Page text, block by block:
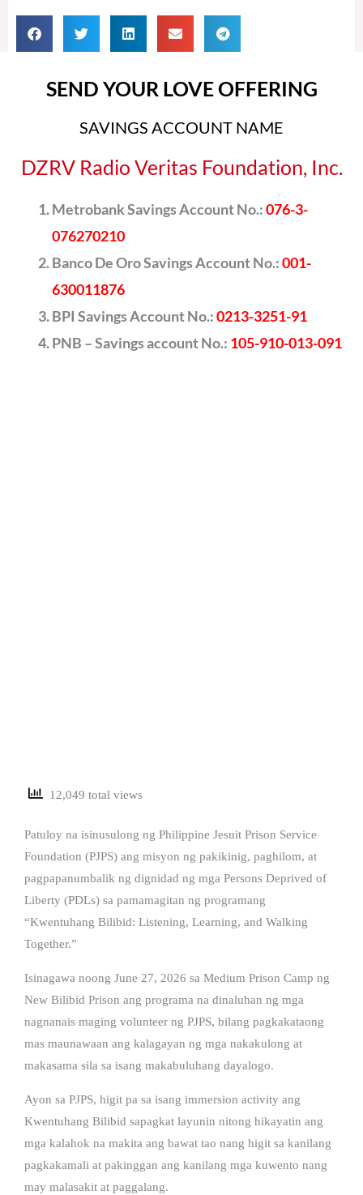
SEND YOUR LOVE OFFERING
SAVINGS ACCOUNT NAME
DZRV Radio Veritas Foundation, Inc.
Metrobank Savings Account No.:076-3-
076270210
Banco De Oro Savings Account No.:001-
630011876
BPI Savings Account No.:0213-3251-91
PNB – Savings account No.: 105-910-013-091
12,049 total views
Patuloy na isinusulong ng Philippine Jesuit Prison Service
Foundation (PJPS) ang misyon ng pakikinig, paghilom, at
pagpapanumbalik ng dignidad ng mga Persons Deprived of
Liberty (PDLs) sa pamamagitan ng programang
“Kwentuhang Bilibid: Listening, Learning, and Walking
Together.”
Isinagawa noong June 27, 2026 sa Medium Prison Camp ng
New Bilibid Prison ang programa na dinaluhan ng mga
nagnanais maging volunteer ng PJPS, bilang pagkakataong
mas maunawaan ang kalagayan ng mga nakakulong at
makasama sila sa isang makabuluhang dayalogo.
Ayon sa PJPS, higit pa sa isang immersion activity ang
Kwentuhang Bilibid sapagkat layunin nitong hikayatin ang
mga kalahok na makita ang bawat tao nang higit sa kanilang
pagkakamali at pakinggan ang kanilang mga kuwento nang
may malasakit at paggalang.